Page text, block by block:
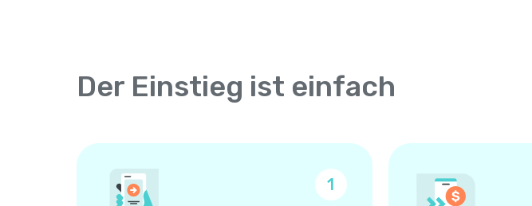
Der Einstieg ist einfach
1